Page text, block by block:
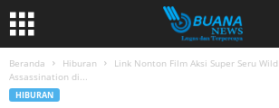
Beranda Hiburan
Link Nonton Film Aksi Super Seru
Assassination di...
HIBURAN